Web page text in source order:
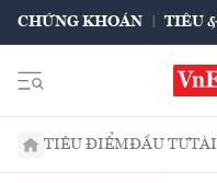
CHỨNG KHOÁN TIÊU
TIÊU ĐIỂMĐẦU TƯ